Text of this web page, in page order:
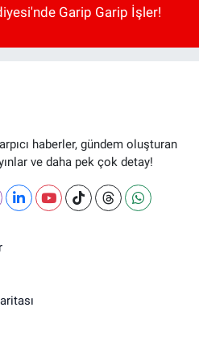
Garip Garip İşler!
haberler, gündem oluşturan
ve daha pek çok detay!